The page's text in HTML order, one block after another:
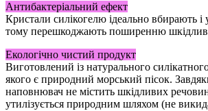
Антибактеріальний ефект
Кристали силікогелю ідеально вбирають
тому перешкоджають поширенню
Екологічно чистий продукт
Виготовлений із натурального
якого є природний морський пісок.
наповнювач не містить шкідливих
утилізується природним шляхом (не